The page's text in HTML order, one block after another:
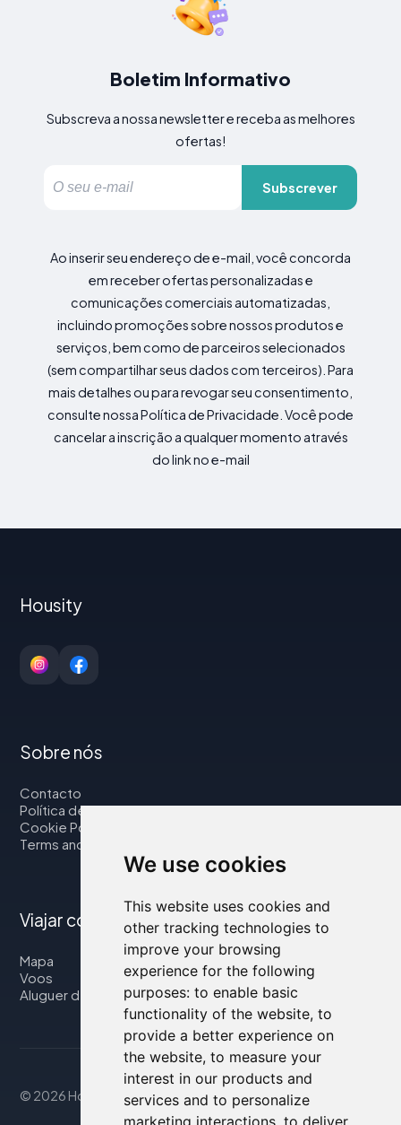
We use cookies
This website uses cookies and
other tracking technologies to
improve your browsing
experience for the following
purposes: to enable basic
functionality of the website, to
provide a better experience on
the website, to measure your
interest in our products and
services and to personalize
marketing interactions, to deliver
Boletim Informativo
Subscreva a nossa newsletter e receba as melhores
ofertas!
Subscrever
Ao inserir seu endereço de e-mail, você concorda
em receber ofertas personalizadas e
comunicações comerciais automatizadas,
incluindo promoções sobre nossos produtos e
serviços, bem como de parceiros selecionados
(sem compartilhar seus dados com terceiros). Para
mais detalhes ou para revogar seu consentimento,
consulte nossa Política de Privacidade. Você pode
cancelar a inscrição a qualquer momento através
do link no e-mail
Housity
Sobre nós
Contacto
Política de privacidade
Cookie Policy
Terms and Conditions
Viajar connosco
Mapa
Voos
Aluguer de automóveis
© 2026 Housity.net